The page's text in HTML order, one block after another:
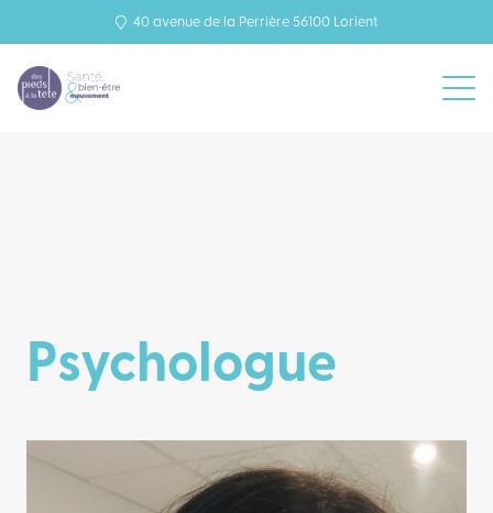
40 avenue de la Perrière 56100 Lorient
Psychologue